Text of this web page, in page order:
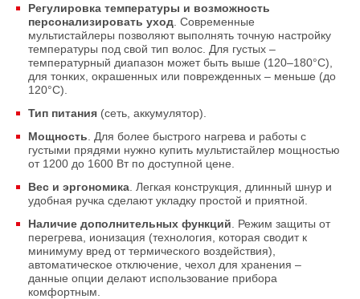
Регулировка температуры и возможность
персонализировать уход . Современные
мультистайлеры позволяют выполнять точную настройку
температуры под свой тип волос. Для густых –
температурный диапазон может быть выше (120–180°C),
для тонких, окрашенных или поврежденных – меньше (до
120°C).
Тип питания (сеть, аккумулятор).
Мощность . Для более быстрого нагрева и работы с
густыми прядями нужно купить мультистайлер мощностью
от 1200 до 1600 Вт по доступной цене.
Вес и эргономика . Легкая конструкция, длинный шнур и
удобная ручка сделают укладку простой и приятной.
Наличие дополнительных функций . Режим защиты от
перегрева, ионизация (технология, которая сводит к
минимуму вред от термического воздействия),
автоматическое отключение, чехол для хранения –
данные опции делают использование прибора
комфортным.